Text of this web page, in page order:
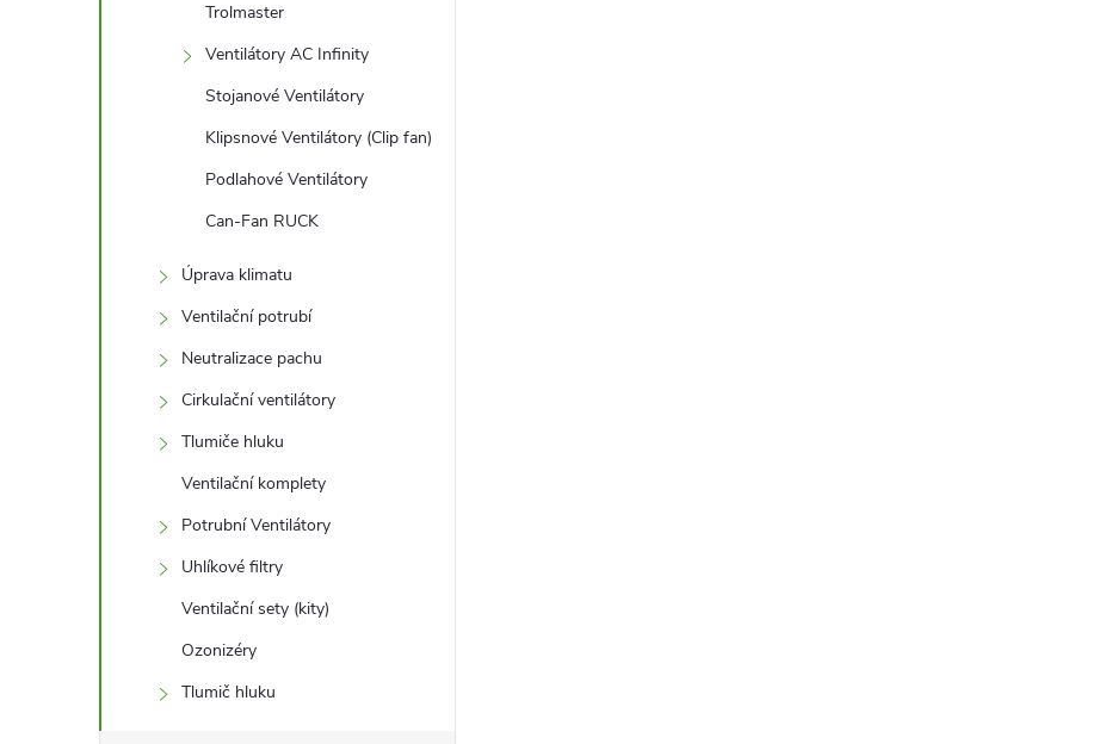
Trolmaster
Ventilátory AC Infinity
Stojanové Ventilátory
Klipsnové Ventilátory (Clip fan)
Podlahové Ventilátory
Can-Fan RUCK
Úprava klimatu
Ventilační potrubí
Neutralizace pachu
Cirkulační ventilátory
Tlumiče hluku
Ventilační komplety
Potrubní Ventilátory
Uhlíkové filtry
Ventilační sety (kity)
Ozonizéry
Tlumič hluku